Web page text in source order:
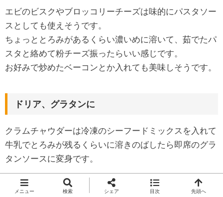
エビのビスクやブロッコリーチーズは味的にパスタソー
スとしても使えそうです。
ちょっととろみがあるくらい濃いめに溶いて、茹でたパ
スタと絡めて粉チーズ振ったらいい感じです。
お好みで炒めたベーコンとか入れても美味しそうです。
ドリア、グラタンに
クラムチャウダーは冷凍のシーフードミックスを入れて
牛乳でとろみが残るくらいに溶きのばしたら即席のグラ
タンソースに変身です。
メニュー 検索 シェア 目次 先頭へ